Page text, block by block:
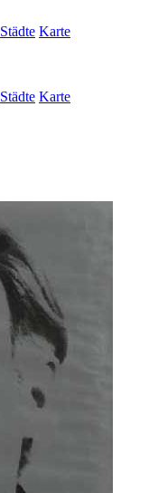
Städte Karte
Städte Karte